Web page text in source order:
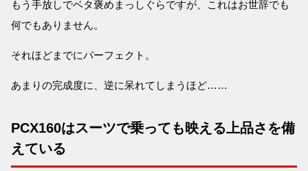
もう手放しでベタ褒めまっしぐらですが、これはお世辞でも
何でもありません。
それほどまでにパーフェクト。
あまりの完成度に、逆に呆れてしまうほど……
PCX160はスーツで乗っても映える上品さを備
えている